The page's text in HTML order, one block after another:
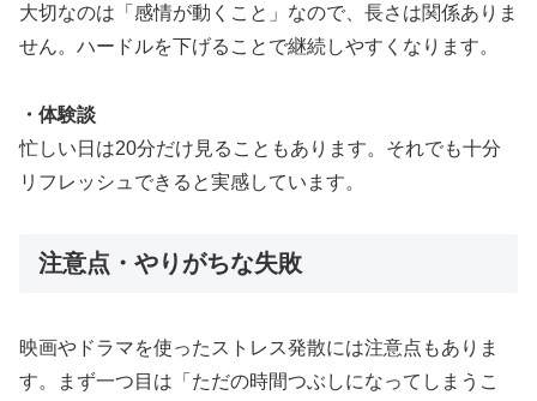
大切なのは「感情が動くこと」なので、長さは関係ありま
せん。ハードルを下げることで継続しやすくなります。
・体験談
忙しい日は20分だけ見ることもあります。それでも十分
リフレッシュできると実感しています。
注意点・やりがちな失敗
映画やドラマを使ったストレス発散には注意点もありま
す。まず一つ目は「ただの時間つぶしになってしまうこ